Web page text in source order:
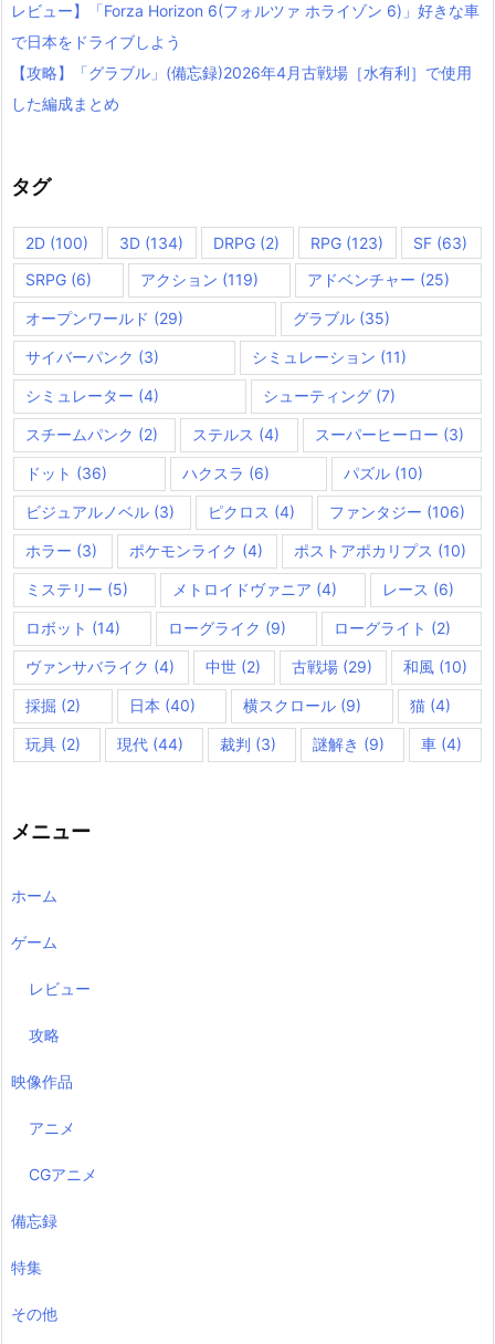
レビュー】「Forza Horizon 6(フォルツァ ホライゾン 6)」好きな車
で日本をドライブしよう
【攻略】「グラブル」(備忘録)2026年4月古戦場［水有利］で使用
した編成まとめ
タグ
2D (100) 3D(134) DRPG (2) RPG(123) SF (63)
SRPG (6) アクション (119) アドベンチャー (25)
オープンワールド (29) グラブル(35)
サイバーパンク (3) シミュレーション (11)
シミュレーター (4) シューティング(7)
スチームパンク (2) ステルス (4) スーパーヒーロー (3)
ドット (36) ハクスラ (6) パズル (10)
ビジュアルノベル (3) ピクロス (4) ファンタジー (106)
ホラー (3) ポケモンライク (4) ポストアポカリプス (10)
ミステリー (5) メトロイドヴァニア (4) レース (6)
ロボット (14) ローグライク (9) ローグライト (2)
ヴァンサバライク (4) 中世 (2) 古戦場 (29) 和風 (10)
採掘 (2) 日本 (40) 横スクロール (9) 猫(4)
玩具 (2) 現代 (44) 裁判 (3) 謎解き (9) 車 (4)
メニュー
ホーム
ゲーム
レビュー
攻略
映像作品
アニメ
CGアニメ
備忘録
特集
その他